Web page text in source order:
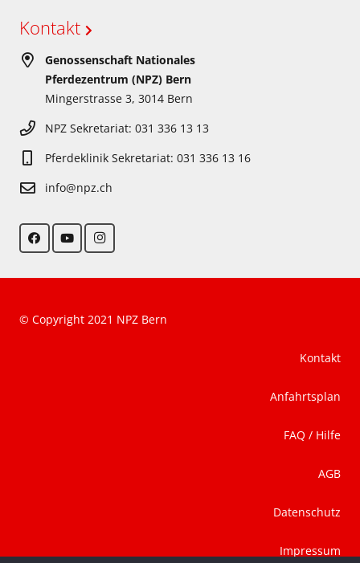
Kontakt
Genossenschaft Nationales
Pferdezentrum (NPZ) Bern
Mingerstrasse 3, 3014 Bern
NPZ Sekretariat: 031 336 13 13
Pferdeklinik Sekretariat: 031 336 13 16
info@npz.ch
© Copyright 2021 NPZ Bern
Kontakt
Anfahrtsplan
FAQ / Hilfe
AGB
Datenschutz
Impressum